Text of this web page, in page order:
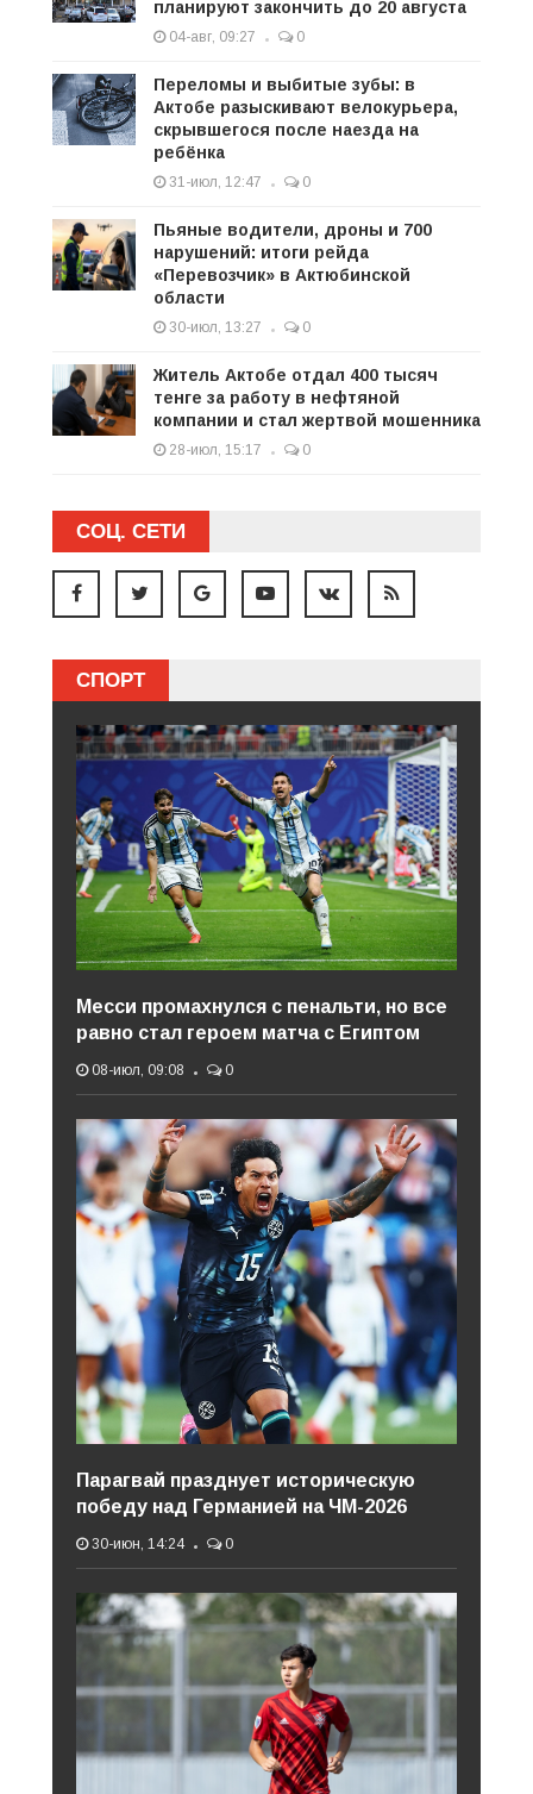
планируют закончить до 20 августа
04-авг, 09:27 0
Переломы и выбитые зубы: в
Актобе разыскивают велокурьера,
скрывшегося после наезда на
ребёнка
31-июл, 12:47 0
Пьяные водители, дроны и 700
нарушений: итоги рейда
«Перевозчик» в Актюбинской
области
30-июл, 13:27 0
Житель Актобе отдал 400 тысяч
тенге за работу в нефтяной
компании и стал жертвой мошенника
28-июл, 15:17 0
СОЦ. СЕТИ
СПОРТ
Месси промахнулся с пенальти, но все
равно стал героем матча с Египтом
08-июл, 09:08 0
Парагвай празднует историческую
победу над Германией на ЧМ-2026
30-июн, 14:24 0